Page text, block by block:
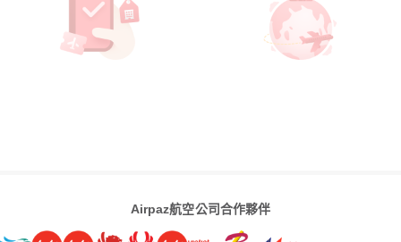
Airpaz航空公司合作夥伴